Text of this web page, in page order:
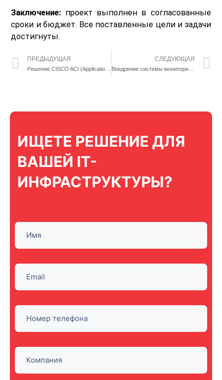
Заключение: проект выполнен в согласованные
сроки и бюджет. Все поставленные цели и задачи
достигнуты.
ПРЕДЫДУЩАЯ СЛЕДУЮЩАЯ
Внедрение системы мониторинга сети AppDynamics в банке второго уровня
ИЩЕТЕ РЕШЕНИЕ ДЛЯ
ВАШЕЙ IT-
ИНФРАСТРУКТУРЫ?